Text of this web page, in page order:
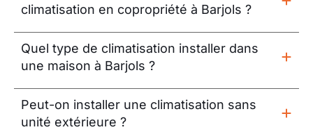
climatisation en copropriété à Barjols ?
Quel type de climatisation installer dans
une maison à Barjols ?
Peut-on installer une climatisation sans
unité extérieure ?